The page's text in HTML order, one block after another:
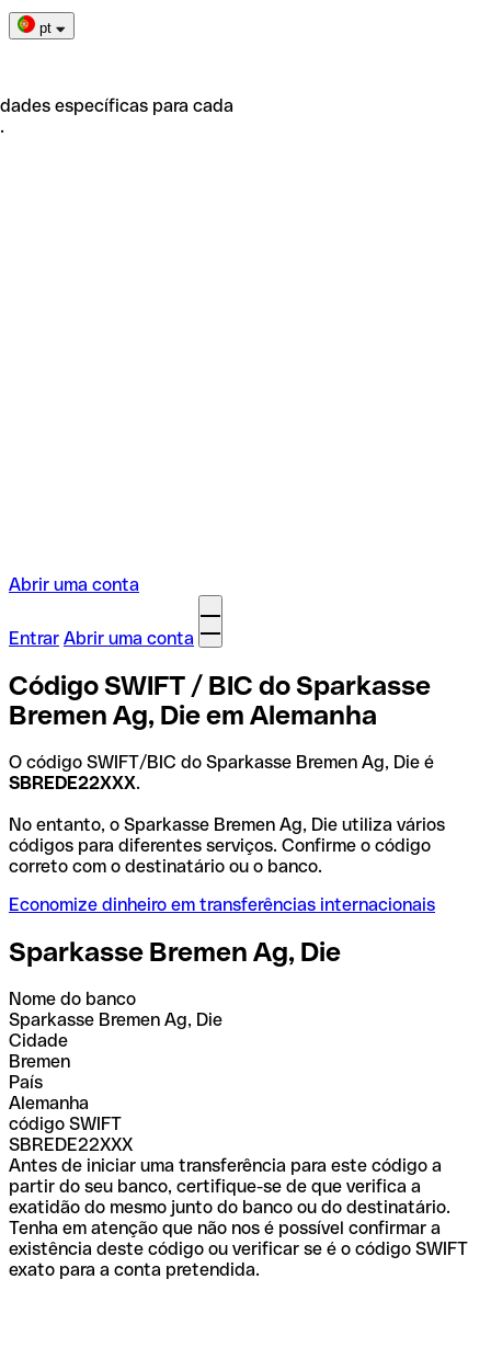
pt
específicas para cada
Abrir uma conta
Entrar Abrir uma conta
Código SWIFT / BIC do Sparkasse
Bremen Ag, Die em Alemanha
O código SWIFT/BIC do Sparkasse Bremen Ag, Die é
SBREDE22XXX.
No entanto, o Sparkasse Bremen Ag, Die utiliza vários
códigos para diferentes serviços. Confirme o código
correto com o destinatário ou o banco.
Economize dinheiro em transferências internacionais
Sparkasse Bremen Ag, Die
Nome do banco
Sparkasse Bremen Ag, Die
Cidade
Bremen
País
Alemanha
código SWIFT
SBREDE22XXX
Antes de iniciar uma transferência para este código a
partir do seu banco, certifique-se de que verifica a
exatidão do mesmo junto do banco ou do destinatário.
Tenha em atenção que não nos é possível confirmar a
existência deste código ou verificar se é o código SWIFT
exato para a conta pretendida.